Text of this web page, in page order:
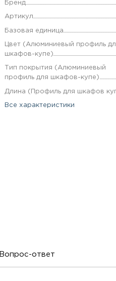
Бренд
Артикул
Базовая единица
Цвет (Алюминиевый профиль
шкафов-купе)
Тип покрытия (Алюминиевый
профиль для шкафов-купе)
Длина (Профиль для шкафов
Все характеристики
Вопрос-ответ